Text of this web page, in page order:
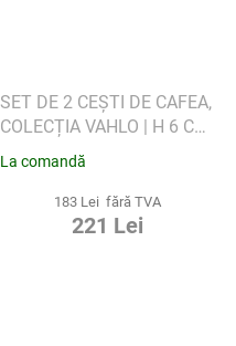
SET DE 2 CEȘTI DE CAFEA,
COLECȚIA VAHLO | H 6 CM,
Ø 8,5 CM - MOONBEAM -
La comandă
183 Lei fără TVA
221 Lei